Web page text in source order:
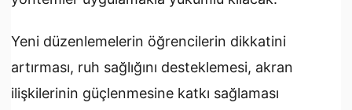
Yeni düzenlemelerin öğrencilerin dikkatini
artırması, ruh sağlığını desteklemesi, akran
ilişkilerinin güçlenmesine katkı sağlaması